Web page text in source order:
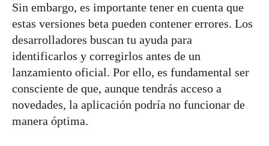
Sin embargo, es importante tener en cuenta que
estas versiones beta pueden contener errores. Los
desarrolladores buscan tu ayuda para
identificarlos y corregirlos antes de un
lanzamiento oficial. Por ello, es fundamental ser
consciente de que, aunque tendrás acceso a
novedades, la aplicación podría no funcionar de
manera óptima.